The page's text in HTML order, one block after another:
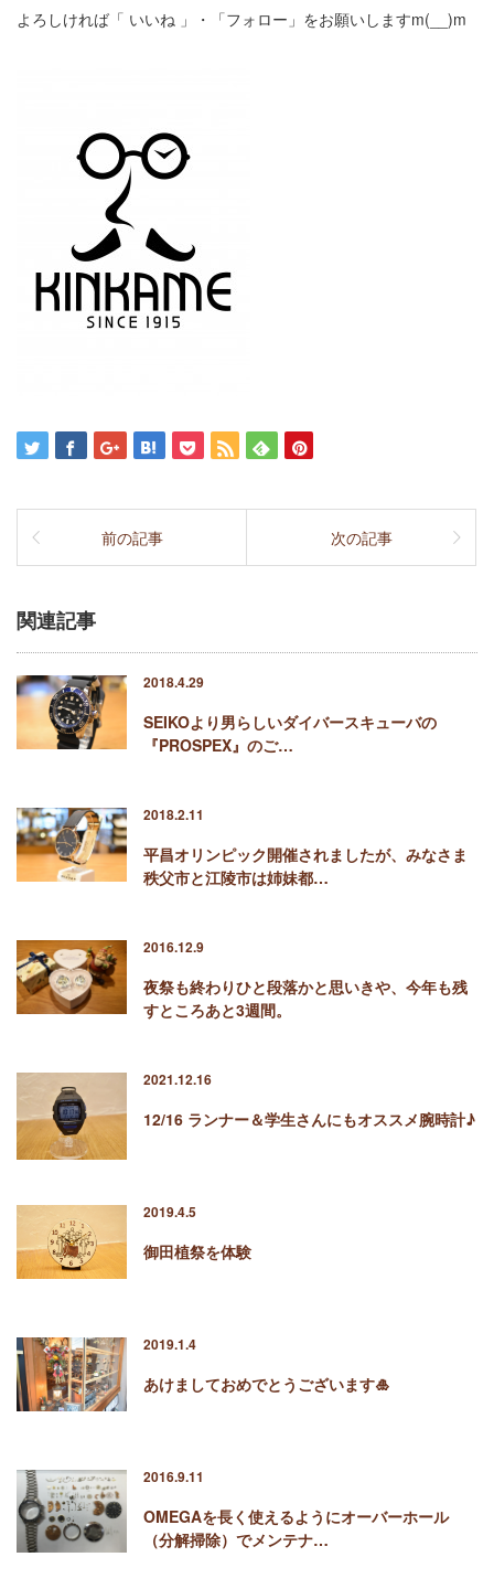
よろしければ「 いいね 」・「フォロー」をお願いしますm(__)m
前の記事 次の記事
関連記事
2018.4.29
SEIKOより男らしいダイバースキューバの
『PROSPEX』のご…
2018.2.11
平昌オリンピック開催されましたが、みなさま
秩父市と江陵市は姉妹都…
2016.12.9
夜祭も終わりひと段落かと思いきや、今年も残
すところあと3週間。
2021.12.16
12/16 ランナー＆学生さんにもオススメ腕時計♪
2019.4.5
御田植祭を体験
2019.1.4
あけましておめでとうございます🎍
2016.9.11
OMEGAを長く使えるようにオーバーホール
（分解掃除）でメンテナ…